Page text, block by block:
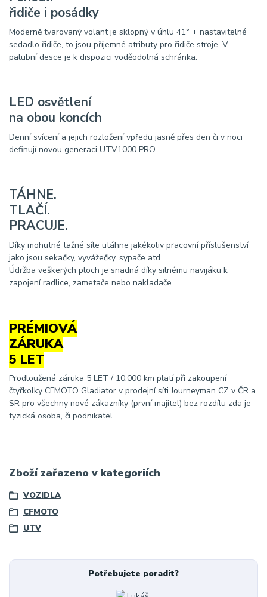
řidiče i posádky
Moderně tvarovaný volant je sklopný v úhlu 41° + nastavitelné
sedadlo řidiče, to jsou příjemné atributy pro řidiče stroje. V
palubní desce je k dispozici voděodolná schránka.
LED osvětlení
na obou koncích
Denní svícení a jejich rozložení vpředu jasně přes den či v noci
definují novou generaci UTV1000 PRO.
TÁHNE.
TLAČÍ.
PRACUJE.
Díky mohutné tažné síle utáhne jakékoliv pracovní příslušenství
jako jsou sekačky, vyvážečky, sypače atd.
Údržba veškerých ploch je snadná díky silnému navijáku k
zapojení radlice, zametače nebo nakladače.
PRÉMIOVÁ
ZÁRUKA
5 LET
Prodloužená záruka 5 LET / 10.000 km platí při zakoupení
čtyřkolky CFMOTO Gladiator v prodejní síti Journeyman CZ v ČR a
SR pro všechny nové zákazníky (první majitel) bez rozdílu zda je
fyzická osoba, či podnikatel.
Zboží zařazeno v kategoriích
VOZIDLA
CFMOTO
UTV
Potřebujete poradit?